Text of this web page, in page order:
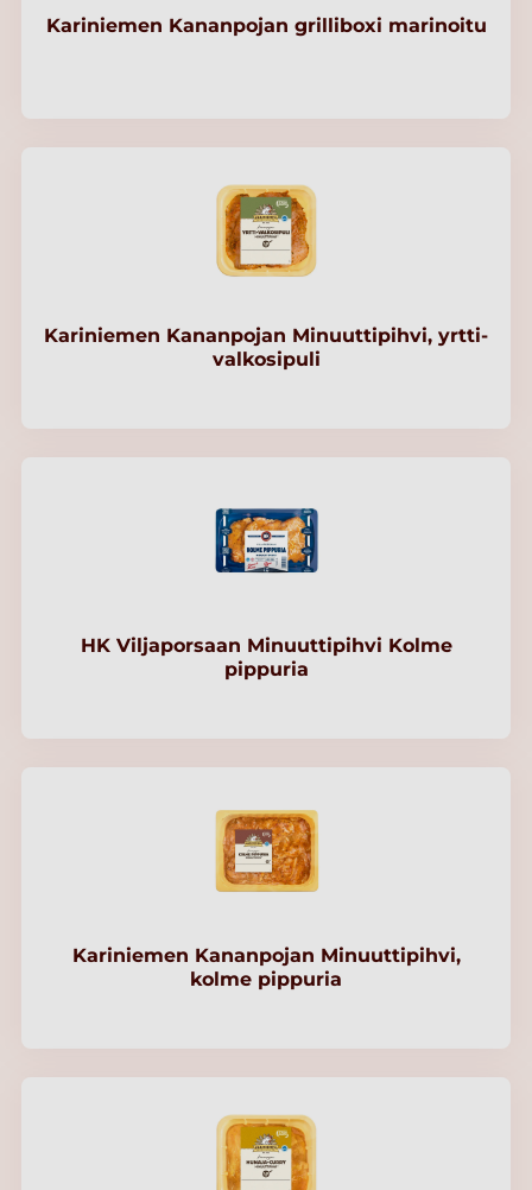
Kariniemen Kananpojan grilliboxi marinoitu
Kariniemen Kananpojan Minuuttipihvi, yrtti-
valkosipuli
HK Viljaporsaan Minuuttipihvi Kolme
pippuria
Kariniemen Kananpojan Minuuttipihvi,
kolme pippuria